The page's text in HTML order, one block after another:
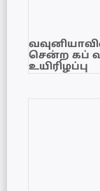
சென்ற கப்
உயிரிழப்பு